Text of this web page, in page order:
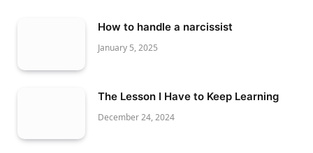
How to handle a narcissist
January 5, 2025
The Lesson I Have to Keep Learning
December 24, 2024